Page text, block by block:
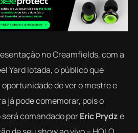
no Creamfields, com a
Yard lotada, o público que
de ver o mestre e
já pode comemorar, pois o
será comandado porEric Prydze